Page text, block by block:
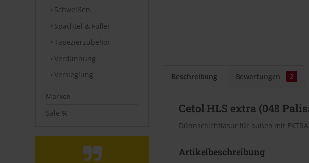
Schweißen
Spachtel & Füller
Tapezierzubehör
Verdünnung
Versieglung
Marken
Sale %
Beschreibung Bewertungen 2
Cetol HLS extra (048
Dünnschichtlasur für außen mit
Artikelbeschreibung